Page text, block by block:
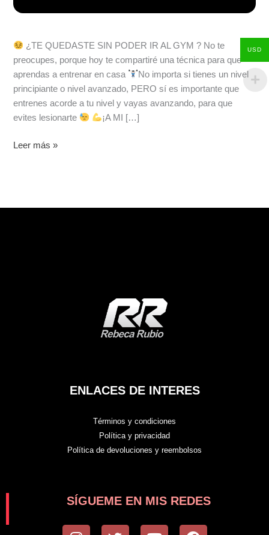
¿TE QUEDASTE SIN PODER IR AL GYM ? No te
preocupes, porque hoy te compartiré una técnica para que
aprendas a entrenar en casa
No importa si tienes un nivel
principiante o nivel avanzado, PERO sí es importante que
entrenes acorde a tu nivel y vayas avanzando, para que
evites lesionarte
¡A MI […]
Leer más »
ENLACES DE INTERES
Términos y condiciones
Política y privacidad
Política de devoluciones y reembolsos
SÍGUEME EN MIS REDES
I T Y F
USD